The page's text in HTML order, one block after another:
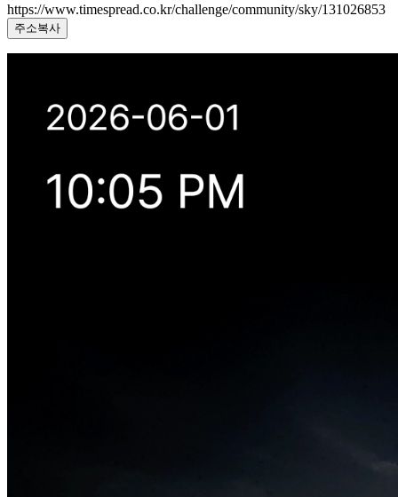
https://www.timespread.co.kr/challenge/community/sky/131026853
주소복사